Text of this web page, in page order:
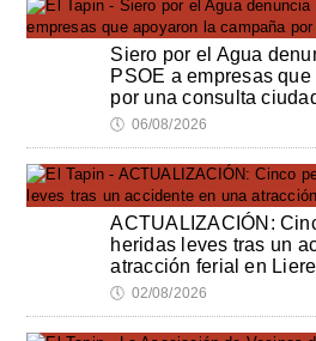
Siero por el Agua
PSOE a empresas
por una consulta
🕔 06/08/2026
ACTUALIZACIÓN:
heridas leves tras un
atracción ferial en
🕔 02/08/2026